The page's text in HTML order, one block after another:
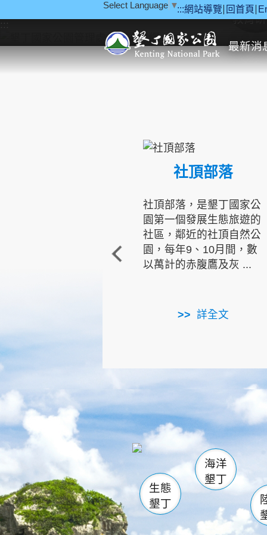
:::網站導覽 回首頁
Select Language ▼
最新消
::: 教育
社頂部落
社頂部落，是墾丁國家公
園第一個發展生態旅遊的
社區，鄰近的社頂自然公
園，每年9、10月間，數
以萬計的赤腹鷹及灰 ...
詳全文
龜山 海生館
恆春
龍鑾潭自
瓊麻館
關山
白砂
生態
墾丁
海洋
墾丁